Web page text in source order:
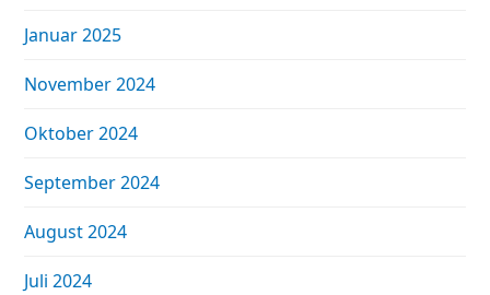
Januar 2025
November 2024
Oktober 2024
September 2024
August 2024
Juli 2024